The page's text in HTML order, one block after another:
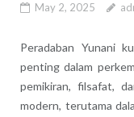
May 2, 2025
Peradaban Yunani
penting dalam
pemikiran, filsafat,
modern, terutama